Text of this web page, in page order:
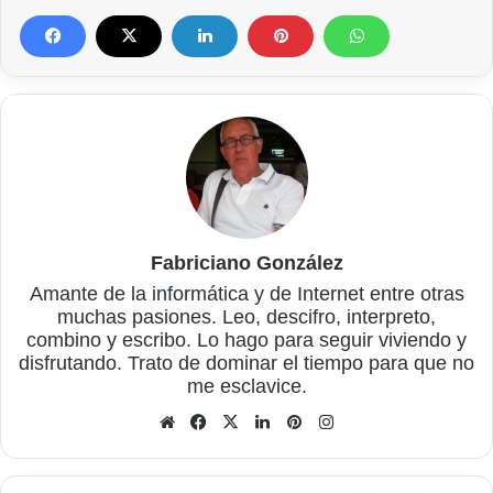
Fabriciano González
Amante de la informática y de Internet entre otras
muchas pasiones. Leo, descifro, interpreto,
combino y escribo. Lo hago para seguir viviendo y
disfrutando. Trato de dominar el tiempo para que no
me esclavice.
Sitio
Facebook
X LinkedInPinterest